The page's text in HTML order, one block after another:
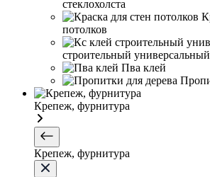
стеклохолста
потолков
строительный универсальный
Пва клей
Крепеж, фурнитура
Крепеж, фурнитура